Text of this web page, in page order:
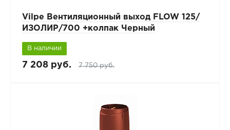
Vilpe Вентиляционный выход FLOW 125/
ИЗОЛИР/700 +колпак Черный
В наличии
7 208 руб. 7 750 руб.